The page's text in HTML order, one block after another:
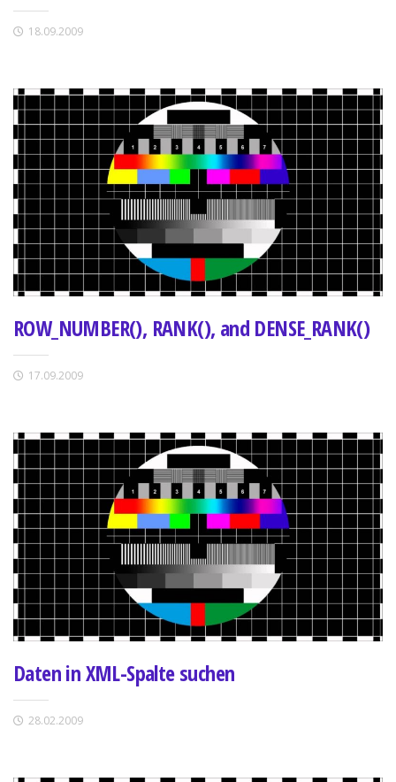
18.09.2009
ROW_NUMBER(), RANK(), and DENSE_RANK()
17.09.2009
Daten in XML-Spalte suchen
28.02.2009